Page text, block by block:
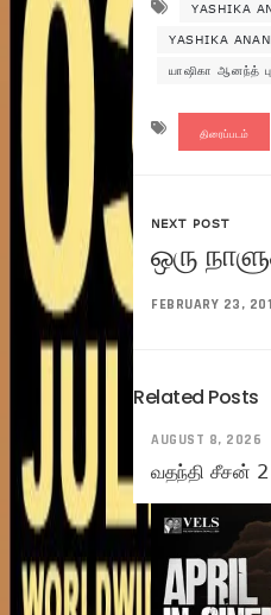
YASHIKA
YASHIKA
யாஷிகா ஆனந்த்
திரைப்படம்
NEXT POST
ஒரு
FEBRUARY 23,
Related Posts
AUGUST 8, 2026
வதந்தி சீசன்